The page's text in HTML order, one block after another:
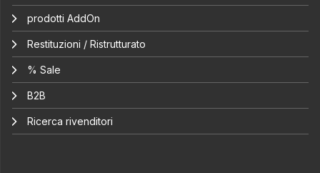
prodotti AddOn
Restituzioni / Ristrutturato
% Sale
B2B
Ricerca rivenditori